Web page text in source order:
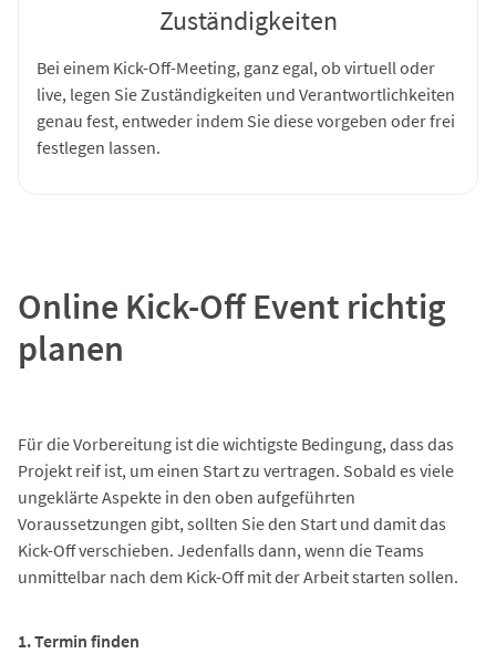
Zuständigkeiten
Bei einem Kick-Off-Meeting, ganz egal, ob virtuell oder
live, legen Sie Zuständigkeiten und Verantwortlichkeiten
genau fest, entweder indem Sie diese vorgeben oder frei
festlegen lassen.
Online Kick-Off Event richtig
planen
Für die Vorbereitung ist die wichtigste Bedingung, dass das
Projekt reif ist, um einen Start zu vertragen. Sobald es viele
ungeklärte Aspekte in den oben aufgeführten
Voraussetzungen gibt, sollten Sie den Start und damit das
Kick-Off verschieben. Jedenfalls dann, wenn die Teams
unmittelbar nach dem Kick-Off mit der Arbeit starten sollen.
1. Termin finden